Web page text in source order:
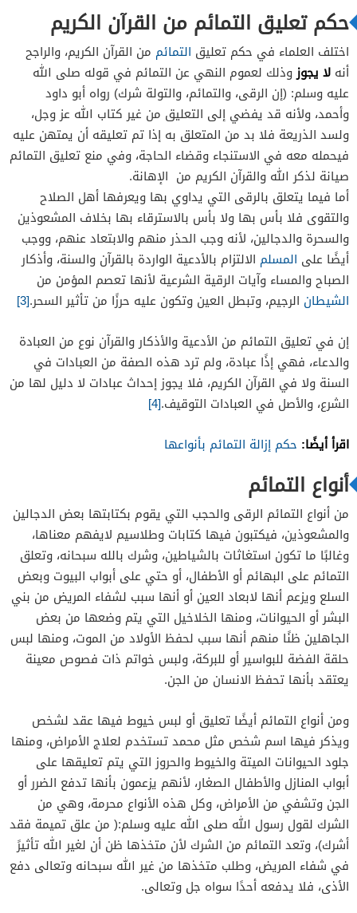
حكم تعليق التمائم من القرآن الكريم
اختلف العلماء في حكم تعليق التمائم من القرآن الكريم، والراجح
أنه لا يجوزوذلك لعموم النهي عن التمائم في قوله صلى الله
عليه وسلم: (إن الرقى، والتمائم، والتولة شرك) رواه أبو داود
وأحمد، ولأنه قد يفضي إلى التعليق من غير كتاب الله عز وجل،
ولسد الذريعة فلا بد من المتعلق به إذا تم تعليقه أن يمتهن عليه
فيحمله معه في الاستنجاء وقضاء الحاجة، وفي منع تعليق التمائم
صيانة لذكر الله والقرآن الكريم من الإهانة.
أما فيما يتعلق بالرقى التي يداوي بها ويعرفها أهل الصلاح
والتقوى فلا بأس بها ولا بأس بالاسترقاء بها بخلاف المشعوذين
والسحرة والدجالين، لأنه وجب الحذر منهم والابتعاد عنهم، ووجب
أيضًا على المسلم الالتزام بالأدعية الواردة بالقرآن والسنة، وأذكار
الصباح والمساء وآيات الرقية الشرعية لأنها تعصم المؤمن من
الشيطان الرجيم، وتبطل العين وتكون عليه حرزًا من تأثير السحر.[3]
إن في تعليق التمائم من الأدعية والأذكار والقرآن نوع من العبادة
والدعاء، فهي إذًا عبادة، ولم ترد هذه الصفة من العبادات في
السنة ولا في القرآن الكريم، فلا يجوز إحداث عبادات لا دليل لها من
الشرع، والأصل في العبادات التوقيف.[4]
اقرأ أيضًا: حكم إزالة التمائم بأنواعها
أنواع التمائم
من أنواع التمائم الرقى والحجب التي يقوم بكتابتها بعض الدجالين
والمشعوذين، فيكتبون فيها كتابات وطلاسيم لايفهم معناها،
وغالبًا ما تكون استغاثات بالشياطين، وشرك بالله سبحانه، وتعلق
التمائم على البهائم أو الأطفال، أو حتي على أبواب البيوت وبعض
السلع ويزعم أنها لابعاد العين أو أنها سبب لشفاء المريض من بني
البشر أو الحيوانات، ومنها الخلاخيل التي يتم وضعها من بعض
الجاهلين ظنًا منهم أنها سبب لحفظ الأولاد من الموت، ومنها لبس
حلقة الفضة للبواسير أو للبركة، ولبس خواتم ذات فصوص معينة
يعتقد بأنها تحفظ الانسان من الجن.
ومن أنواع التمائم أيضًا تعليق أو لبس خيوط فيها عقد لشخص
ويذكر فيها اسم شخص مثل محمد تستخدم لعلاج الأمراض، ومنها
جلود الحيوانات الميتة والخيوط والحروز التي يتم تعليقها على
أبواب المنازل والأطفال الصغار، لأنهم يزعمون بأنها تدفع الضرر أو
الجن وتشفي من الأمراض، وكل هذه الأنواع محرمة، وهي من
الشرك لقول رسول الله صلى الله عليه وسلم:( من علق تميمة فقد
أشرك)، وتعد التمائم من الشرك لأن متخذها ظن أن لغير الله تأثيرً
في شفاء المريض، وطلب متخذها من غير الله سبحانه وتعالى دفع
الأذى، فلا يدفعه أحدًا سواه جل وتعالى.